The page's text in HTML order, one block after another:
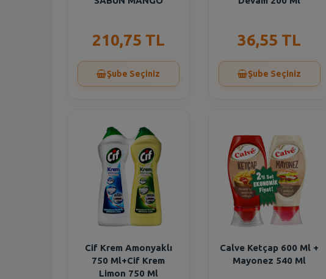
210,75 TL
Şube Seçiniz
36,55 TL
Şube Seçiniz
Cif Krem Amonyaklı
750 Ml+Cif Krem
Limon 750 Ml
Calve Ketçap 600 Ml +
Mayonez 540 Ml